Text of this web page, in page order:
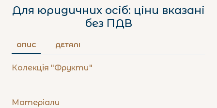
Для юридичних осіб: ціни вказані
без ПДВ
ОПИС ДЕТАЛІ
Колекція "Фрукти"
Матеріали